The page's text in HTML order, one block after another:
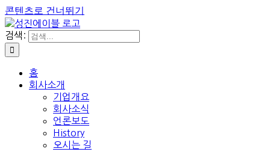
콘텐츠로 건너뛰기
검색:
홈
회사소개
기업개요
회사소식
언론보도
History
오시는 길